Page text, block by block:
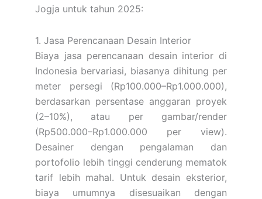
Jogja untuk tahun 2025:
1. Jasa Perencanaan Desain Interior
Biaya jasa perencanaan desain interior di
Indonesia bervariasi, biasanya dihitung per
meter persegi (Rp100.000–Rp1.000.000),
berdasarkan persentase anggaran proyek
(2–10%), atau per gambar/render
(Rp500.000–Rp1.000.000 per view).
Desainer dengan pengalaman dan
portofolio lebih tinggi cenderung mematok
tarif lebih mahal. Untuk desain eksterior,
biaya umumnya disesuaikan dengan